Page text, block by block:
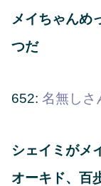
メイちゃんめ
つだ
652: 名無しさ
シェイミがメ
オーキド、百